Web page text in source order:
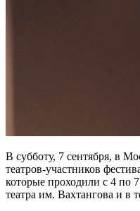
В субботу, 7 сентября, в
театров-участников
которые проходили с 4 по
театра им. Вахтангова и в